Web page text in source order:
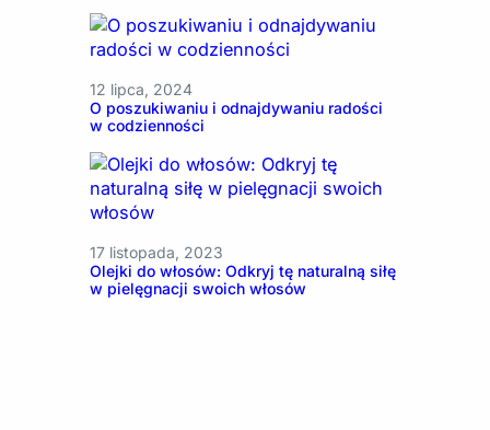
12 lipca, 2024
O poszukiwaniu i odnajdywaniu radości
w codzienności
17 listopada, 2023
Olejki do włosów: Odkryj tę naturalną siłę
w pielęgnacji swoich włosów